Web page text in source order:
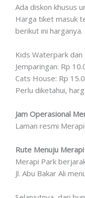
Ada diskon khusus
Harga tiket masuk
berikut ini harganya.
Kids Waterpark dan
Jemparingan: Rp
Cats House: Rp
Perlu diketahui,
Jam Operasional
Laman resmi
Rute Menuju
Merapi Park
Jl. Abu Bakar Ali